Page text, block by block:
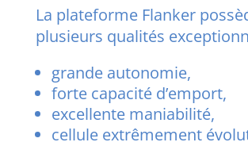
La plateforme Flanker
plusieurs qualités
grande autonomie,
forte capacité d’emport,
excellente maniabilité,
cellule extrêmement